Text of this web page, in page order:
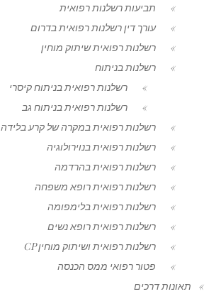
תביעות רשלנות רפואית
עורך דין רשלנות רפואית בדרום
רשלנות רפואית שיתוק מוחין
רשלנות בניתוח
רשלנות רפואית בניתוח קיסרי
רשלנות רפואית בניתוח גב
רשלנות רפואית במקרה של קרע בלידה
רשלנות רפואית בנוירולוגיה
רשלנות רפואית בהרדמה
רשלנות רפואית רופא משפחה
רשלנות רפואית בלימפומה
רשלנות רפואית רופא נשים
רשלנות רפואית ושיתוק מוחין CP
פטור רפואי ממס הכנסה
תאונות דרכים